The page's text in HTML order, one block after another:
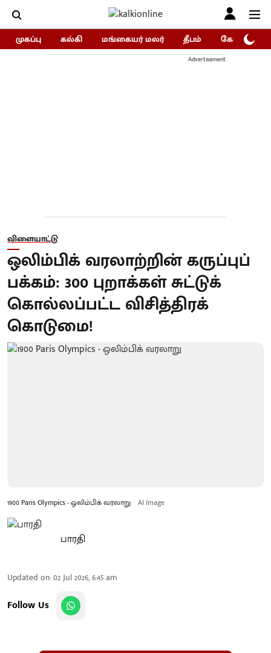
முகப்பு கல்கி மங்கையர் மலர் தீபம் கோகுலம்/
Advertisement
விளையாட்டு
ஒலிம்பிக் வரலாற்றின் கருப்புப்
பக்கம்: 300 புறாக்கள் சுட்டுக்
கொல்லப்பட்ட விசித்திரக்
கொடுமை!
1900 Paris Olympics - ஒலிம்பிக் வரலாறு AI Image
பாரதி
Updated on:02 Jul 2026, 6:45 am
Follow Us